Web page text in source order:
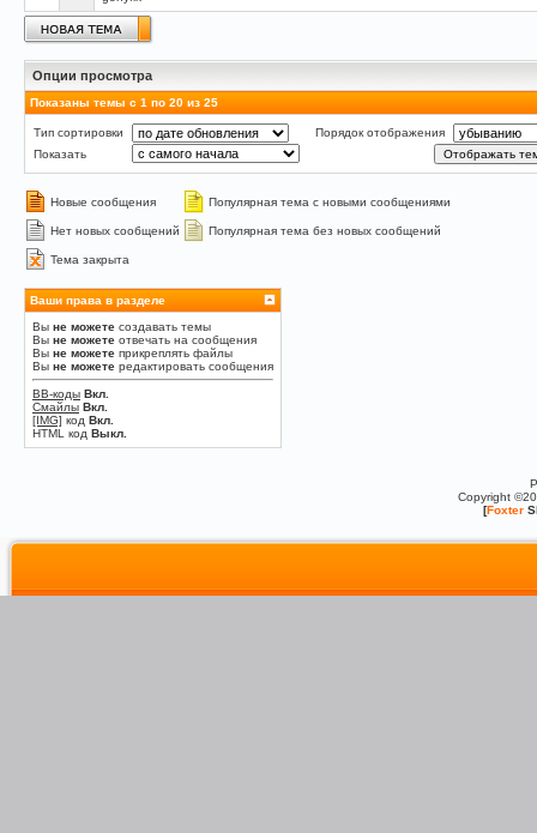
Опции просмотра
Показаны темы с 1 по 20 из 25
Тип сортировки
Порядок отображения
Показать
Новые сообщения Популярная тема с новыми сообщениями
Нет новых сообщений Популярная тема без новых сообщений
Тема закрыта
Ваши права в разделе
Вы не можете создавать темы
Вы не можете отвечать на сообщения
Вы не можете прикреплять файлы
Вы не можете редактировать сообщения
BB-коды Вкл.
Смайлы Вкл.
[IMG] код Вкл.
HTML код Выкл.
Copyright
[Foxter